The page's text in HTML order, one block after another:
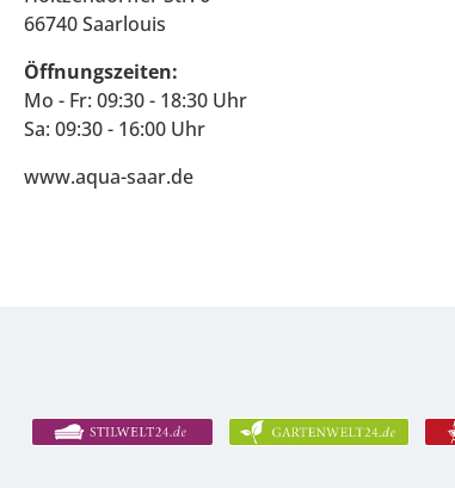
66740 Saarlouis
Öffnungszeiten:
Mo - Fr: 09:30 - 18:30 Uhr
Sa: 09:30 - 16:00 Uhr
www.aqua-saar.de